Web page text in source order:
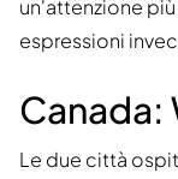
un'attenzione
espressioni
Canada:
Le due città